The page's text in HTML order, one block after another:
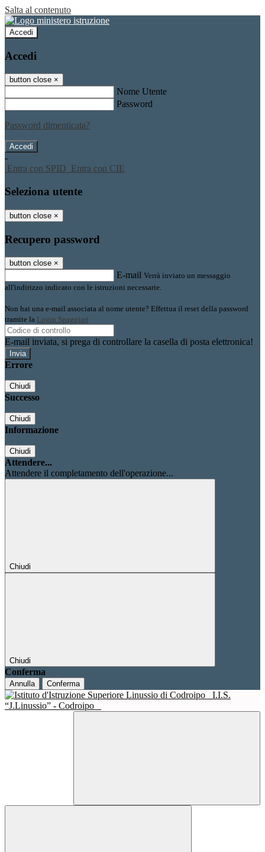
Salta al contenuto
Accedi
Accedi
button close ×
Nome Utente
Password
Password dimenticata?
-
Entra con SPID Entra con CIE
Seleziona utente
button close ×
Recupero password
button close ×
E-mail Verrà inviato un messaggio
all'indirizzo indicato con le istruzioni necessarie.
Non hai una e-mail associata al nome utente? Effettua il reset della password
tramite la Login Spaggiari
E-mail inviata, si prega di controllare la casella di posta elettronica!
Errore
Chiudi
Successo
Chiudi
Informazione
Chiudi
Attendere...
Attendere il completamento dell'operazione...
Chiudi
Chiudi
Conferma
Annulla Conferma
I.I.S.
“J.Linussio” - Codroipo